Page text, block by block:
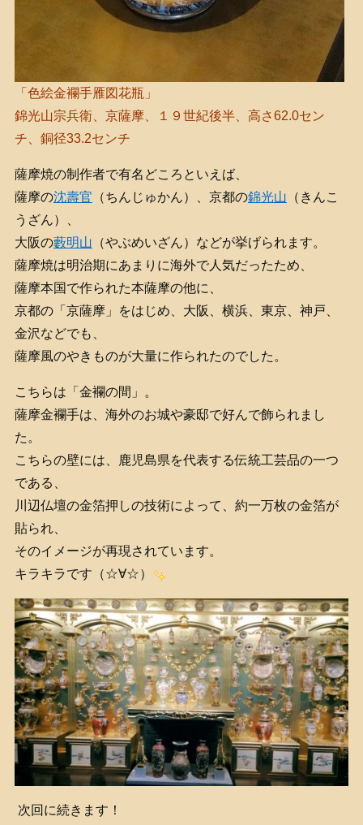
「色絵金襴手雁図花瓶」
錦光山宗兵衛、京薩摩、１９世紀後半、高さ62.0セン
チ、銅径33.2センチ
薩摩焼の制作者で有名どころといえば、
薩摩の沈壽官 （ちんじゅかん）、京都の錦光山 （きんこ
うざん）、
大阪の藪明山 （やぶめいざん）などが挙げられます。
薩摩焼は明治期にあまりに海外で人気だったため、
薩摩本国で作られた本薩摩の他に、
京都の「京薩摩」をはじめ、大阪、横浜、東京、神戸、
金沢などでも、
薩摩風のやきものが大量に作られたのでした。
こちらは「金襴の間」。
薩摩金襴手は、海外のお城や豪邸で好んで飾られまし
た。
こちらの壁には、鹿児島県を代表する伝統工芸品の一つ
である、
川辺仏壇の金箔押しの技術によって、約一万枚の金箔が
貼られ、
そのイメージが再現されています。
キラキラです（☆∀☆）
次回に続きます！